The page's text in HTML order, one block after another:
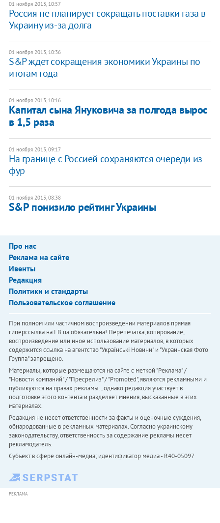
01 ноября 2013, 10:57
Россия не планирует сокращать поставки газа в
Украину из-за долга
01 ноября 2013, 10:36
S&P ждет сокращения экономики Украины по
итогам года
01 ноября 2013, 10:16
Капитал сына Януковича за полгода вырос
в 1,5 раза
01 ноября 2013, 09:17
На границе с Россией сохраняются очереди из
фур
01 ноября 2013, 08:38
S&P понизило рейтинг Украины
Про нас
Реклама на сайте
Ивенты
Редакция
Политики и стандарты
Пользовательское соглашение
При полном или частичном воспроизведении материалов прямая
гиперссылка на LB.ua обязательна! Перепечатка, копирование,
воспроизведение или иное использование материалов, в которых
содержится ссылка на агентство "Українськi Новини" и "Украинская Фото
Группа" запрещено.
Материалы, которые размещаются на сайте с меткой "Реклама" /
"Новости компаний" / "Пресрелиз" / "Promoted", являются рекламными и
публикуются на правах рекламы. , однако редакция участвует в
подготовке этого контента и разделяет мнения, высказанные в этих
материалах.
Редакция не несет ответственности за факты и оценочные суждения,
обнародованные в рекламных материалах. Согласно украинскому
законодательству, ответственность за содержание рекламы несет
рекламодатель.
Субъект в сфере онлайн-медиа; идентификатор медиа - R40-05097
РЕКЛАМА